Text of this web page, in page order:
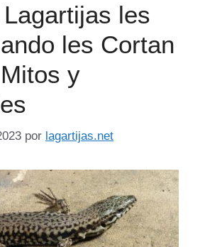
les
les Cortan
y
por lagartijas.net